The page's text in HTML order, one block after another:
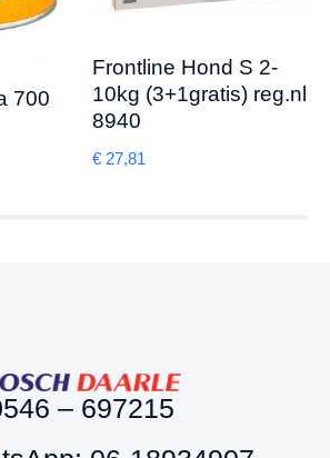
700
Frontline Hond S 2-
10kg (3+1gratis) reg.nl
8940
€ 27,81
– 697215